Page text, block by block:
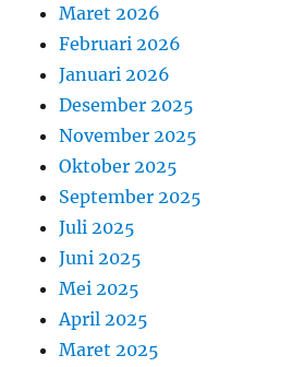
Maret 2026
Februari 2026
Januari 2026
Desember 2025
November 2025
Oktober 2025
September 2025
Juli 2025
Juni 2025
Mei 2025
April 2025
Maret 2025